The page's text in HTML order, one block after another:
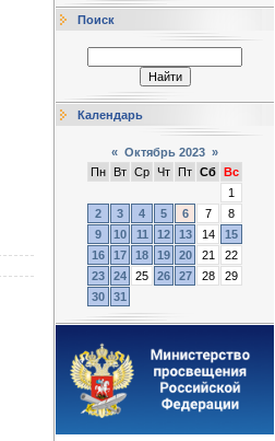
Поиск
Календарь
« Октябрь 2023 »
Пн
Вт Ср Чт Пт Сб Вс
1
2
3 4 5 6 7
8
9
10 11 12 13 14
15
16
17 18 19 20 21
22
23
24 25 26 27 28
29
30
31